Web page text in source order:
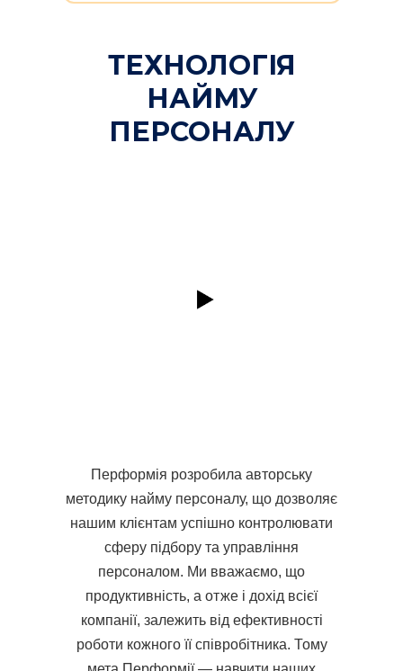
Перформія розробила авторську
методику найму персоналу, що дозволяє
нашим клієнтам успішно контролювати
сферу підбору та управління
персоналом. Ми вважаємо, що
продуктивність, а отже і дохід всієї
компанії, залежить від ефективності
роботи кожного її співробітника. Тому
Кінострічка про "Перформію"
ТЕХНОЛОГІЯ
НАЙМУ
ПЕРСОНАЛУ